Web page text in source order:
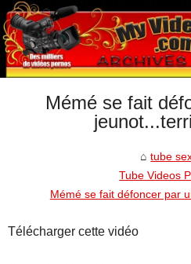
Mémé se fait
tube
Tube Videos
Mémé se fait défoncer par
Télécharger cette vidéo